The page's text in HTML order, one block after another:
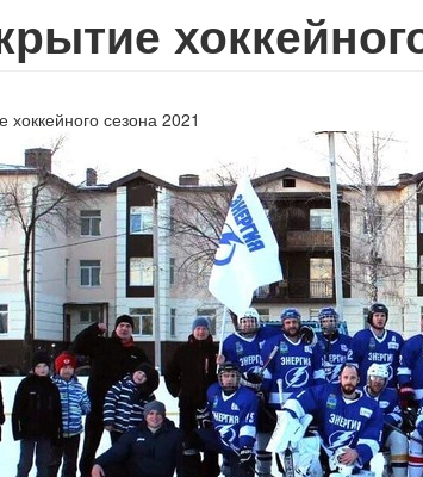
хоккейного сезона 2021